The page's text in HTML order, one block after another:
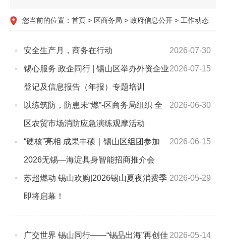
您当前的位置： 首页 > 区商务局 > 政府信息公开 > 工作动态
2026-07-30
安全生产月，商务在行动
2026-07-15
锡心服务 政企同行 | 锡山区举办外资企业
登记及信息报告（年报）专题培训
2026-06-30
以练筑防，防患未“燃”-区商务局组织 全
区农贸市场消防应急演练观摩活动
2026-06-15
“硬核”亮相 成果丰硕｜锡山区组团参加
2026无锡—海淀具身智能招商推介会
2026-05-29
苏超燃动 锡山欢购|2026锡山夏夜消费季
即将启幕！
2026-05-14
广交世界 锡山同行——“锡品出海”再创佳